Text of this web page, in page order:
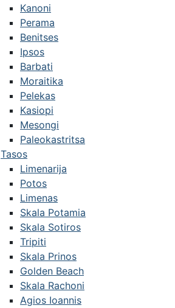
Kanoni
Perama
Benitses
Ipsos
Barbati
Moraitika
Pelekas
Kasiopi
Mesongi
Paleokastritsa
Tasos
Limenarija
Potos
Limenas
Skala Potamia
Skala Sotiros
Tripiti
Skala Prinos
Golden Beach
Skala Rachoni
Agios Ioannis